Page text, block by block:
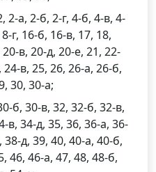
а, 2-б, 2-г, 4-б, 4-в, 4-
г, 16-б, 16-в, 17, 18,
в, 20-д, 20-е, 21, 22-
в, 25, 26, 26-а, 26-б,
30, 30-а;
б, 30-в, 32, 32-б, 32-в,
в, 34-д, 35, 36, 36-а, 36-
д, 39, 40, 40-а, 40-б,
46, 46-а, 47, 48, 48-б,